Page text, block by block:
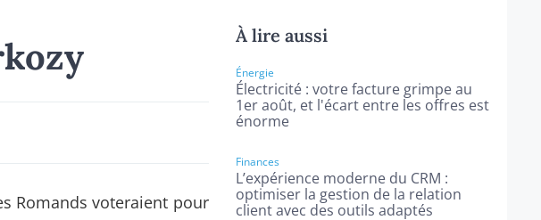
Romands voteraient pour
À lire aussi
Énergie
Électricité : votre facture grimpe au
1er août, et l'écart entre les offres est
énorme
Finances
L’expérience moderne du CRM :
optimiser la gestion de la relation
client avec des outils adaptés